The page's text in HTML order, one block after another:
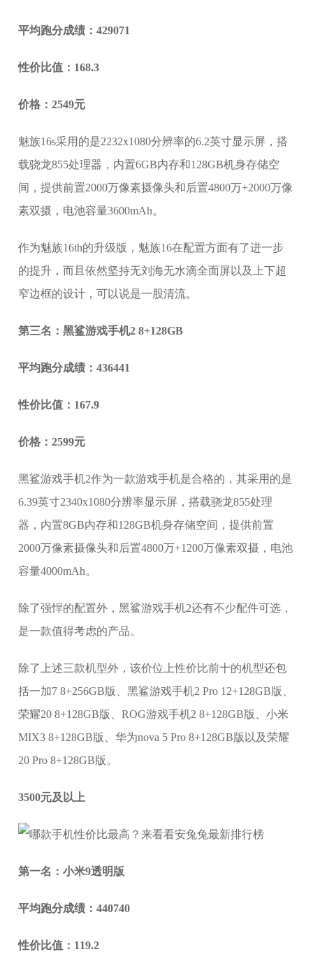
平均跑分成绩：429071
性价比值：168.3
价格：2549元
魅族16s采用的是2232x1080分辨率的6.2英寸显示屏，搭
载骁龙855处理器，内置6GB内存和128GB机身存储空
间，提供前置2000万像素摄像头和后置4800万+2000万像
素双摄，电池容量3600mAh。
作为魅族16th的升级版，魅族16在配置方面有了进一步
的提升，而且依然坚持无刘海无水滴全面屏以及上下超
窄边框的设计，可以说是一股清流。
第三名：黑鲨游戏手机2 8+128GB
平均跑分成绩：436441
性价比值：167.9
价格：2599元
黑鲨游戏手机2作为一款游戏手机是合格的，其采用的是
6.39英寸2340x1080分辨率显示屏，搭载骁龙855处理
器，内置8GB内存和128GB机身存储空间，提供前置
2000万像素摄像头和后置4800万+1200万像素双摄，电池
容量4000mAh。
除了强悍的配置外，黑鲨游戏手机2还有不少配件可选，
是一款值得考虑的产品。
除了上述三款机型外，该价位上性价比前十的机型还包
括一加7 8+256GB版、黑鲨游戏手机2 Pro 12+128GB版、
荣耀20 8+128GB版、ROG游戏手机2 8+128GB版、小米
MIX3 8+128GB版、华为nova 5 Pro 8+128GB版以及荣耀
20 Pro 8+128GB版。
3500元及以上
第一名：小米9透明版
平均跑分成绩：440740
性价比值：119.2